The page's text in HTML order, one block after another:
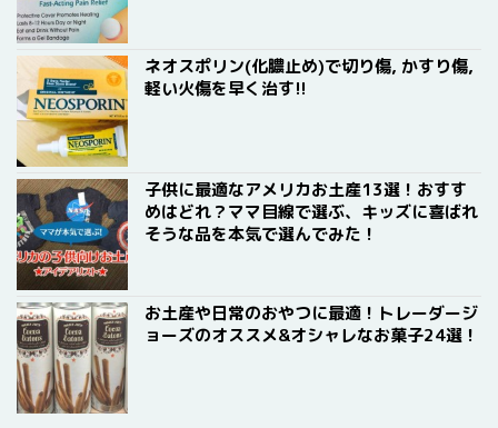
ネオスポリン(化膿止め)で切り傷, かすり傷,
軽い火傷を早く治す!!
子供に最適なアメリカお土産13選！おすす
めはどれ？ママ目線で選ぶ、キッズに喜ばれ
そうな品を本気で選んでみた！
お土産や日常のおやつに最適！トレーダージ
ョーズのオススメ&オシャレなお菓子24選！